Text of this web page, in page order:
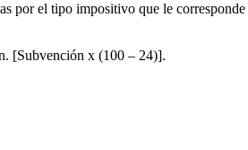
por el tipo impositivo que le
[Subvención x (100 – 24)].